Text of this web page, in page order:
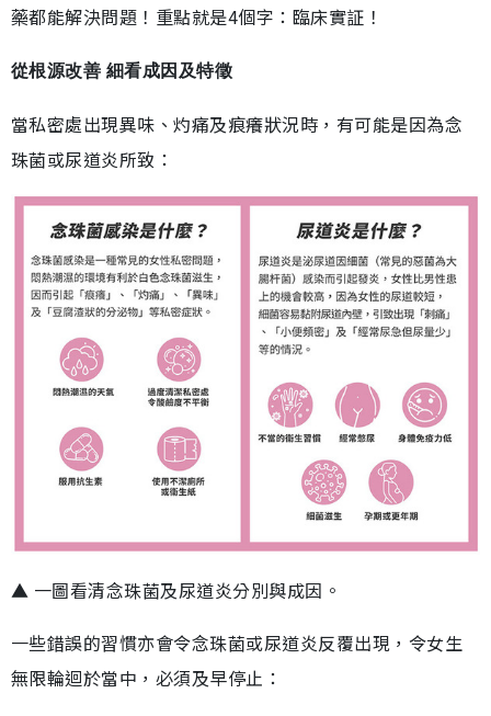
藥都能解決問題！重點就是4個字：臨床實証！
從根源改善 細看成因及特徵
當私密處出現異味、灼痛及痕癢狀況時，有可能是因為念
珠菌或尿道炎所致：
▲ 一圖看清念珠菌及尿道炎分別與成因。
一些錯誤的習慣亦會令念珠菌或尿道炎反覆出現，令女生
無限輪迴於當中，必須及早停止：